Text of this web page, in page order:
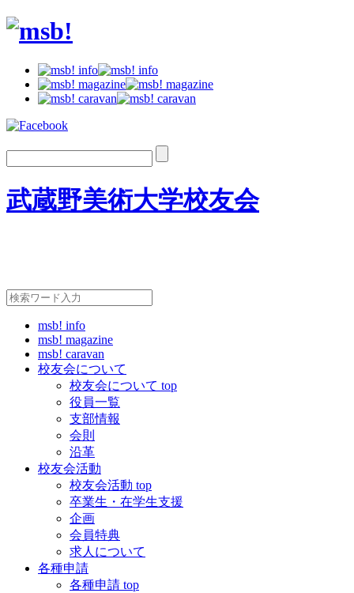
武蔵野美術大学校友会
msb! info
msb! magazine
msb! caravan
校友会について
校友会について top
役員一覧
支部情報
会則
沿革
校友会活動
校友会活動 top
卒業生・在学生支援
企画
会員特典
求人について
各種申請
各種申請 top